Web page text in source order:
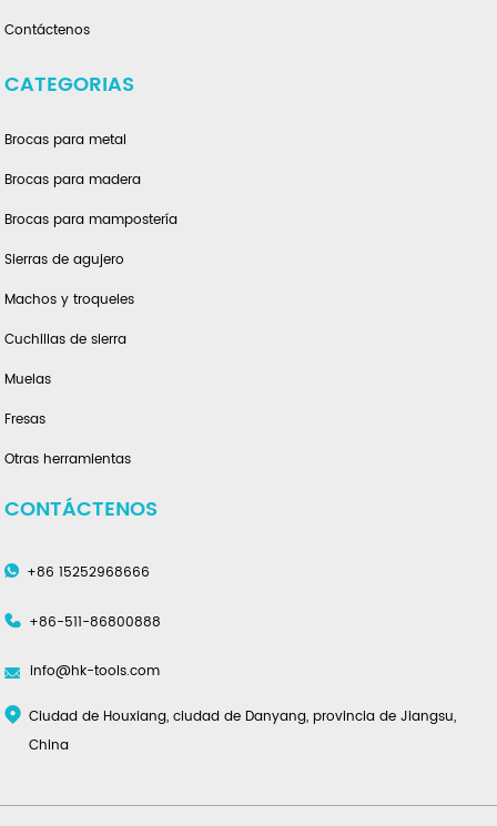
Contáctenos
CATEGORIAS
Brocas para metal
Brocas para madera
Brocas para mampostería
Sierras de agujero
Machos y troqueles
Cuchillas de sierra
Muelas
Fresas
Otras herramientas
CONTÁCTENOS
+86 15252968666
+86-511-86800888
info@hk-tools.com
Ciudad de Houxiang, ciudad de Danyang, provincia de Jiangsu,
China